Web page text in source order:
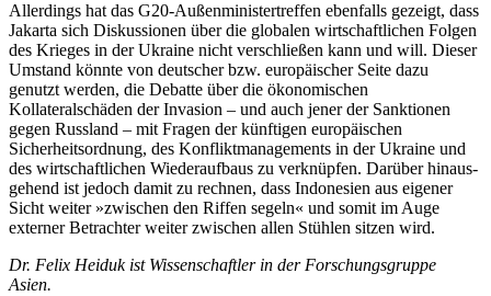
Allerdings hat das G20-Außenminister­treffen ebenfalls gezeigt, dass
Jakarta sich Diskussionen über die globalen wirtschaftlichen Folgen
des Krieges in der Ukraine nicht verschließen kann und will. Dieser
Umstand könnte von deutscher bzw. euro­päischer Seite dazu
genutzt werden, die Debatte über die ökonomischen
Kollateralschäden der Invasion – und auch jener der Sanktionen
gegen Russland – mit Fragen der künftigen europäischen
Sicherheits­ordnung, des Konfliktmanagements in der Ukraine und
des wirtschaftlichen Wiederaufbaus zu verknüpfen. Darüber hinaus­
gehend ist jedoch damit zu rechnen, dass Indonesien aus eigener
Sicht weiter »zwi­schen den Riffen segeln« und somit im Auge
externer Betrachter weiter zwischen allen Stühlen sitzen wird.
Dr. Felix Heiduk ist Wissenschaftler in der Forschungsgruppe
Asien.